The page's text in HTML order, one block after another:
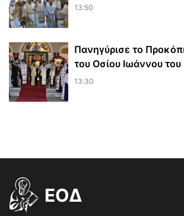
13:50
Πανηγύρισε το
του Οσίου Ιωάννου
13:30
EOΔ